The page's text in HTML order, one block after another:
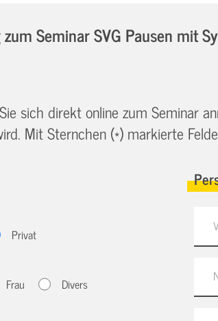
Seminar SVG Pausen mit
sich direkt online zum Seminar
Mit Sternchen (*) markierte
Privat
Frau Divers